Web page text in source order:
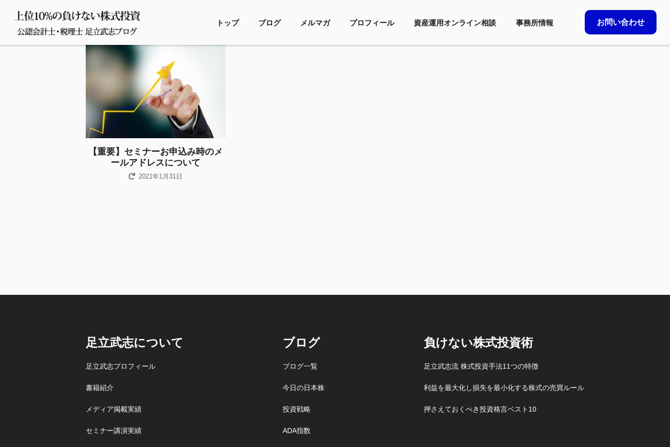
トップ ブログ メルマガ プロフィール 資産運用オンライン相談 事務所情報 お問い合わせ
【重要】セミナーお申込み時のメ
ールアドレスについて
2021年1月31日
足立武志について
足立武志プロフィール
書籍紹介
メディア掲載実績
セミナー講演実績
ブログ
ブログ一覧
今日の日本株
投資戦略
ADA指数
負けない株式投資術
足立武志流 株式投資手法11つの特徴
利益を最大化し損失を最小化する株式の売買ルール
押さえておくべき投資格言ベスト10